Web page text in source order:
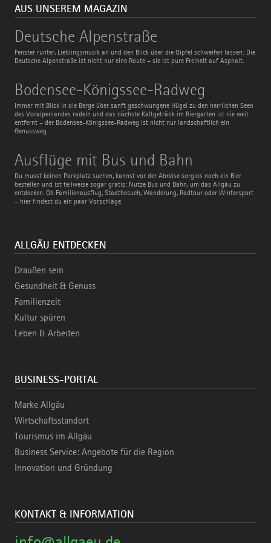
AUS UNSEREM MAGAZIN
Deutsche Alpenstraße
Fenster runter, Lieblingsmusik an und den Blick über die Gipfel schweifen lassen: Die
Deutsche Alpenstraße ist nicht nur eine Route – sie ist pure Freiheit auf Asphalt.
Deutsche
Alpenstraße
Bodensee-Königssee-Radweg
Immer mit Blick in die Berge über sanft geschwungene Hügel zu den herrlichen Seen
des Voralpenlandes radeln und das nächste Kaltgetränk im Biergarten ist nie weit
entfernt – der Bodensee-Königssee-Radweg ist nicht nur landschaftlich ein
Genussweg.
Bodensee-
Königssee-
Radweg
Ausflüge mit Bus und Bahn
Du musst keinen Parkplatz suchen, kannst vor der Abreise sorglos noch ein Bier
bestellen und ist teilweise sogar gratis: Nutze Bus und Bahn, um das Allgäu zu
entdecken. Ob Familienausflug, Stadtbesuch, Wanderung, Radtour oder Wintersport
– hier findest du ein paar Vorschläge.
Ausflüge
mit
Bus
und
Bahn
ALLGÄU ENTDECKEN
Draußen sein
Gesundheit & Genuss
Familienzeit
Kultur spüren
Leben & Arbeiten
BUSINESS-PORTAL
Marke Allgäu
Wirtschaftsstandort
Tourismus im Allgäu
Business Service: Angebote für die Region
Innovation und Gründung
KONTAKT & INFORMATION